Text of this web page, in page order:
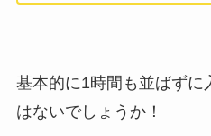
基本的に1時間も並ばずに
はないでしょうか！